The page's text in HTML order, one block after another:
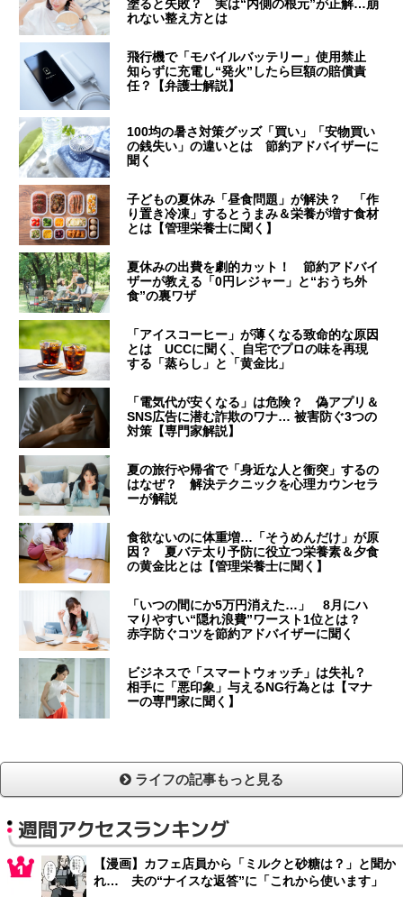
塗ると失敗？ 実は“内側の根元”が正解…崩
れない整え方とは
飛行機で「モバイルバッテリー」使用禁止
知らずに充電し“発火”したら巨額の賠償責
任？【弁護士解説】
100均の暑さ対策グッズ「買い」「安物買い
の銭失い」の違いとは 節約アドバイザーに
聞く
子どもの夏休み「昼食問題」が解決？ 「作
り置き冷凍」するとうまみ＆栄養が増す食材
とは【管理栄養士に聞く】
夏休みの出費を劇的カット！ 節約アドバイ
ザーが教える「0円レジャー」と“おうち外
食”の裏ワザ
「アイスコーヒー」が薄くなる致命的な原因
とは UCCに聞く、自宅でプロの味を再現
する「蒸らし」と「黄金比」
「電気代が安くなる」は危険？ 偽アプリ＆
SNS広告に潜む詐欺のワナ… 被害防ぐ3つの
対策【専門家解説】
夏の旅行や帰省で「身近な人と衝突」するの
はなぜ？ 解決テクニックを心理カウンセラ
ーが解説
食欲ないのに体重増…「そうめんだけ」が原
因？ 夏バテ太り予防に役立つ栄養素＆夕食
の黄金比とは【管理栄養士に聞く】
「いつの間にか5万円消えた…」 8月にハ
マりやすい“隠れ浪費”ワースト1位とは？
赤字防ぐコツを節約アドバイザーに聞く
ビジネスで「スマートウォッチ」は失礼？
相手に「悪印象」与えるNG行為とは【マナ
ーの専門家に聞く】
ライフの記事もっと見る
週間アクセスランキング
【漫画】カフェ店員から「ミルクと砂糖は？」と聞か
れ… 夫の“ナイスな返答”に「これから使います」